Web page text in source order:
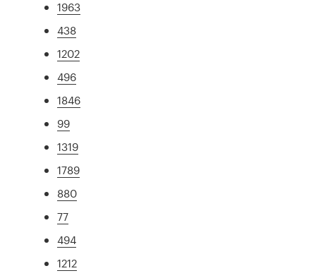
1963
438
1202
496
1846
99
1319
1789
880
77
494
1212